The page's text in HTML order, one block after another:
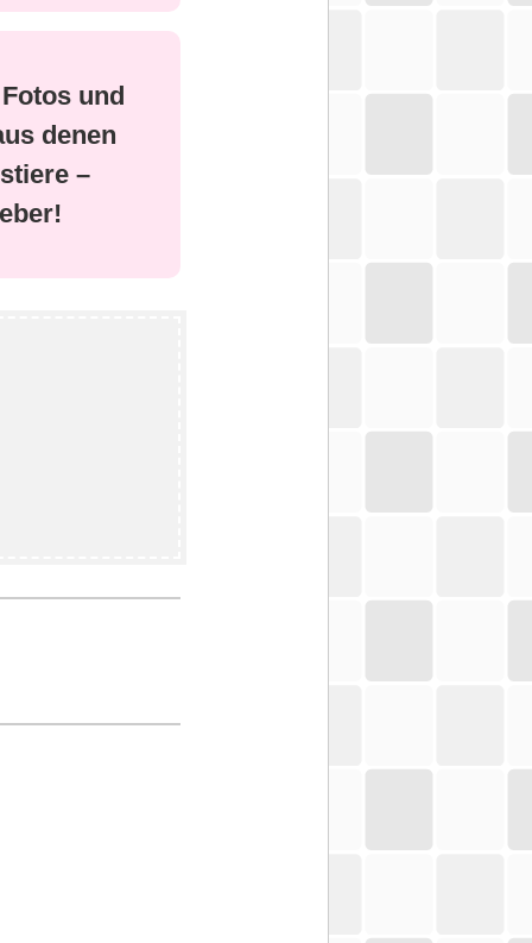
und
denen
–